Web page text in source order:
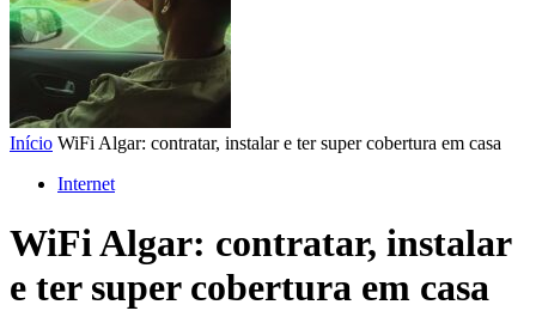
Início WiFi Algar: contratar, instalar e ter super cobertura em casa
Internet
WiFi Algar: contratar, instalar
e ter super cobertura em casa